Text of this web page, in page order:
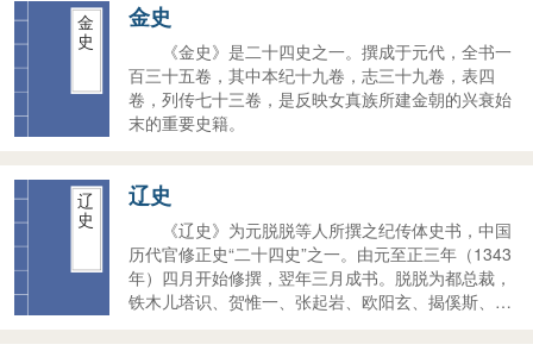
金
史
金史
《金史》是二十四史之一。撰成于元代，全书一
百三十五卷，其中本纪十九卷，志三十九卷，表四
卷，列传七十三卷，是反映女真族所建金朝的兴衰始
末的重要史籍。
辽
史
辽史
《辽史》为元脱脱等人所撰之纪传体史书，中国
历代官修正史“二十四史”之一。由元至正三年（1343
年）四月开始修撰，翌年三月成书。脱脱为都总裁，
铁木儿塔识、贺惟一、张起岩、欧阳玄、揭傒斯、吕